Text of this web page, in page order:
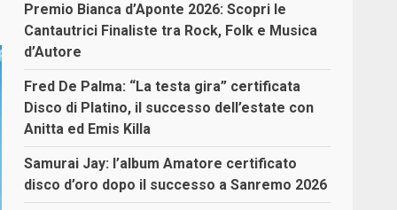
Premio Bianca d’Aponte 2026: Scopri le
Cantautrici Finaliste tra Rock, Folk e Musica
d’Autore
Fred De Palma: “La testa gira” certificata
Disco di Platino, il successo dell’estate con
Anitta ed Emis Killa
Samurai Jay: l’album Amatore certificato
disco d’oro dopo il successo a Sanremo 2026